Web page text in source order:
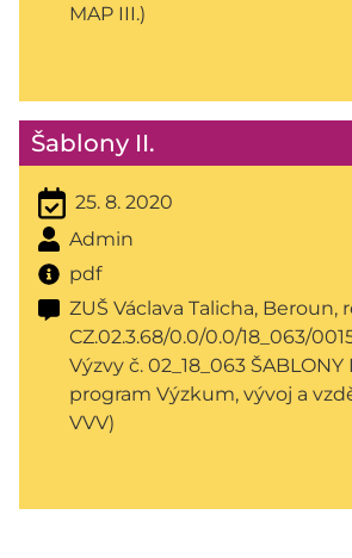
MAP III.)
Šablony II.
25. 8. 2020
Admin
pdf
ZUŠ Václava Talicha, Beroun,
CZ.02.3.68/0.0/0.0/18_063/
Výzvy č. 02_18_063 ŠABLONY
program Výzkum, vývoj a
VVV)